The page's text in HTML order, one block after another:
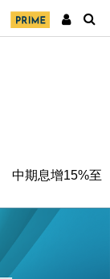
中期息增15%至
4.5% 看好貿易
證金」 43歲女子